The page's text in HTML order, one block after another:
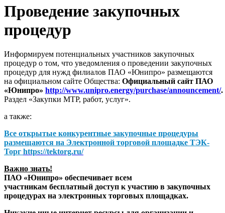
Проведение закупочных
процедур
Информируем потенциальных участников закупочных
процедур о том, что уведомления о проведении закупочных
процедур для нужд филиалов ПАО «Юнипро» размещаются
на официальном сайте Общества: Официальный сайт ПАО
«Юнипро» http://www.unipro.energy/purchase/announcement/.
Раздел «Закупки МТР, работ, услуг».
а также:
Все открытые конкурентные закупочные процедуры
размещаются на Электронной торговой площадке ТЭК-
Торг https://tektorg.ru/
Важно знать!
ПАО «Юнипро» обеспечивает всем
участникам бесплатный доступ к участию в закупочных
процедурах на электронных торговых площадках.